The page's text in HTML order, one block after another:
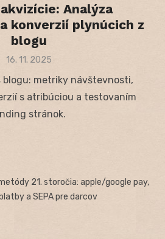
Analýza
konverzií plynúcich z
blogu
Posted
16. 11. 2025
blogu: metriky návštevnosti,
s atribúciou a testovaním
stránok.
21. storočia: apple/google pay,
a SEPA pre darcov